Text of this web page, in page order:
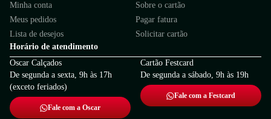
Minha conta
Meus pedidos
Lista de desejos
Sobre o cartão
Pagar fatura
Solicitar cartão
Horário de atendimento
Oscar Calçados
De segunda a sexta, 9h às 17h
(exceto feriados)
Fale com a Oscar
Cartão Festcard
De segunda a sábado, 9h às 19h
Fale com a Festcard